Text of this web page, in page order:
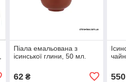
Піала емальована з
ісинської глини, 50 мл.
62₴ 550